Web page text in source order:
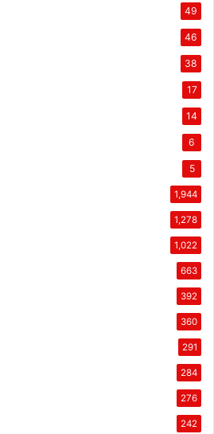
49
46
38
17
14
6
5
1,944
1,278
1,022
663
392
360
291
284
276
242